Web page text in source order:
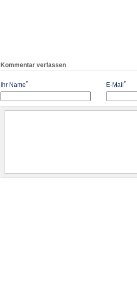
Kommentar verfassen
Ihr Name* E-Mail*